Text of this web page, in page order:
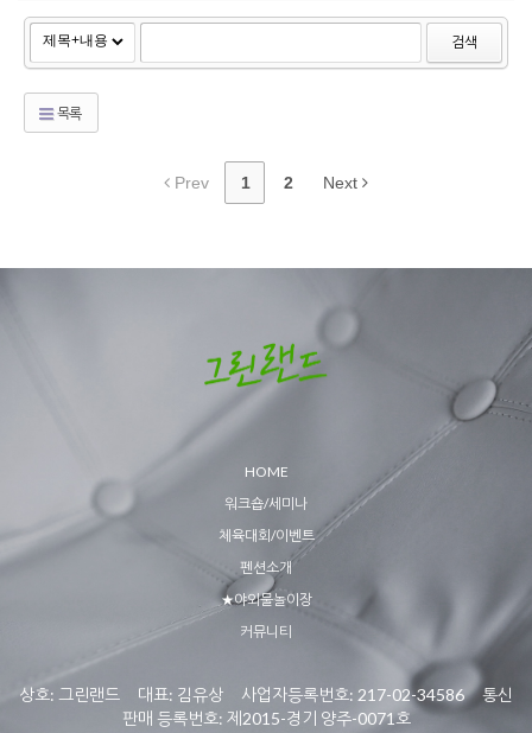
검색
목록
Prev 1 2 Next
HOME
워크숍/세미나
체육대회/이벤트
펜션소개
★야외물놀이장
커뮤니티
상호: 그린랜드 대표: 김유상 사업자등록번호: 217-02-34586 통신
판매 등록번호: 제2015-경기 양주-0071호